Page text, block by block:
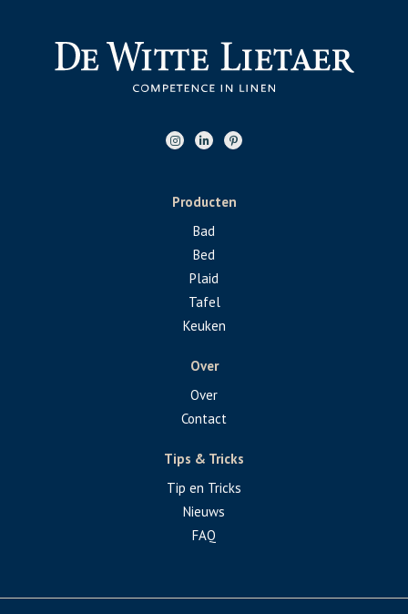
Producten
Bad
Bed
Plaid
Tafel
Keuken
Over
Over
Contact
Tips & Tricks
Tip en Tricks
Nieuws
FAQ